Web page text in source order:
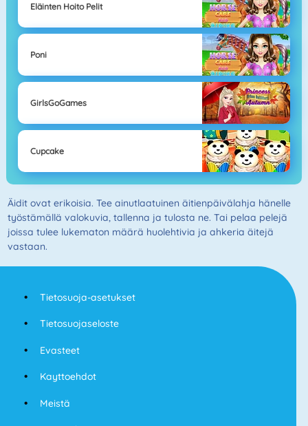
Eläinten Hoito Pelit
Poni
GirlsGoGames
Cupcake
Äidit ovat erikoisia. Tee ainutlaatuinen äitienpäivälahja hänelle
työstämällä valokuvia, tallenna ja tulosta ne. Tai pelaa pelejä
joissa tulee lukematon määrä huolehtivia ja ahkeria äitejä
vastaan.
Tietosuoja-asetukset
Tietosuojaseloste
Evasteet
Kayttoehdot
Meistä